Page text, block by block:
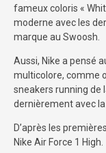
fameux coloris «
moderne avec les
marque au Swoosh.
Aussi, Nike a pensé
multicolore, comme
sneakers running de
dernièrement avec la
D’après les
Nike Air Force 1 High.